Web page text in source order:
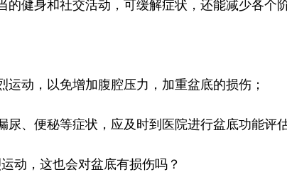
动，以免增加腹腔压力，加重盆底的损伤；
便秘等症状，应及时到医院进行盆底功能评估
动，这也会对盆底有损伤吗？